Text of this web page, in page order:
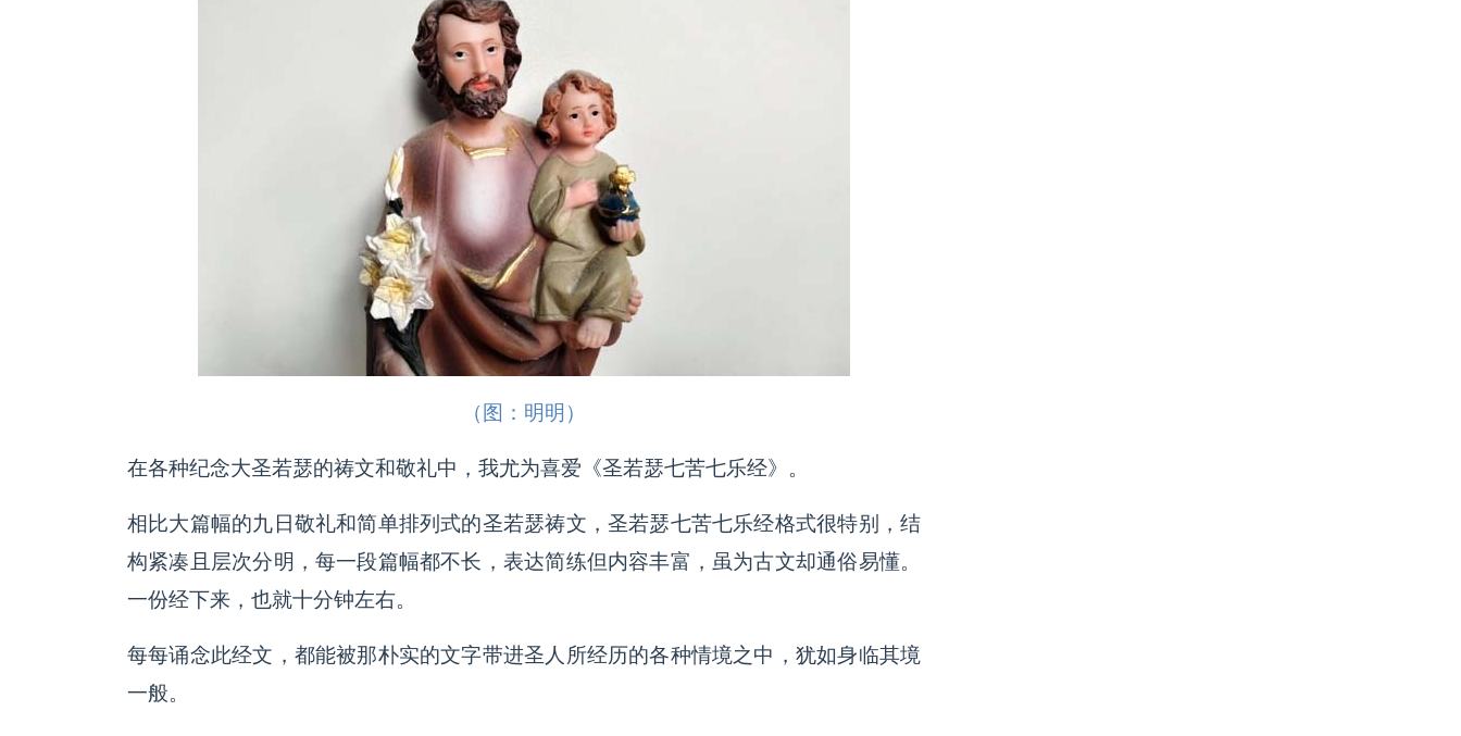
（图：明明）
在各种纪念大圣若瑟的祷文和敬礼中，我尤为喜爱《圣若瑟七苦七乐经》。
相比大篇幅的九日敬礼和简单排列式的圣若瑟祷文，圣若瑟七苦七乐经格式很特别，结
构紧凑且层次分明，每一段篇幅都不长，表达简练但内容丰富，虽为古文却通俗易懂。
一份经下来，也就十分钟左右。
每每诵念此经文，都能被那朴实的文字带进圣人所经历的各种情境之中，犹如身临其境
一般。